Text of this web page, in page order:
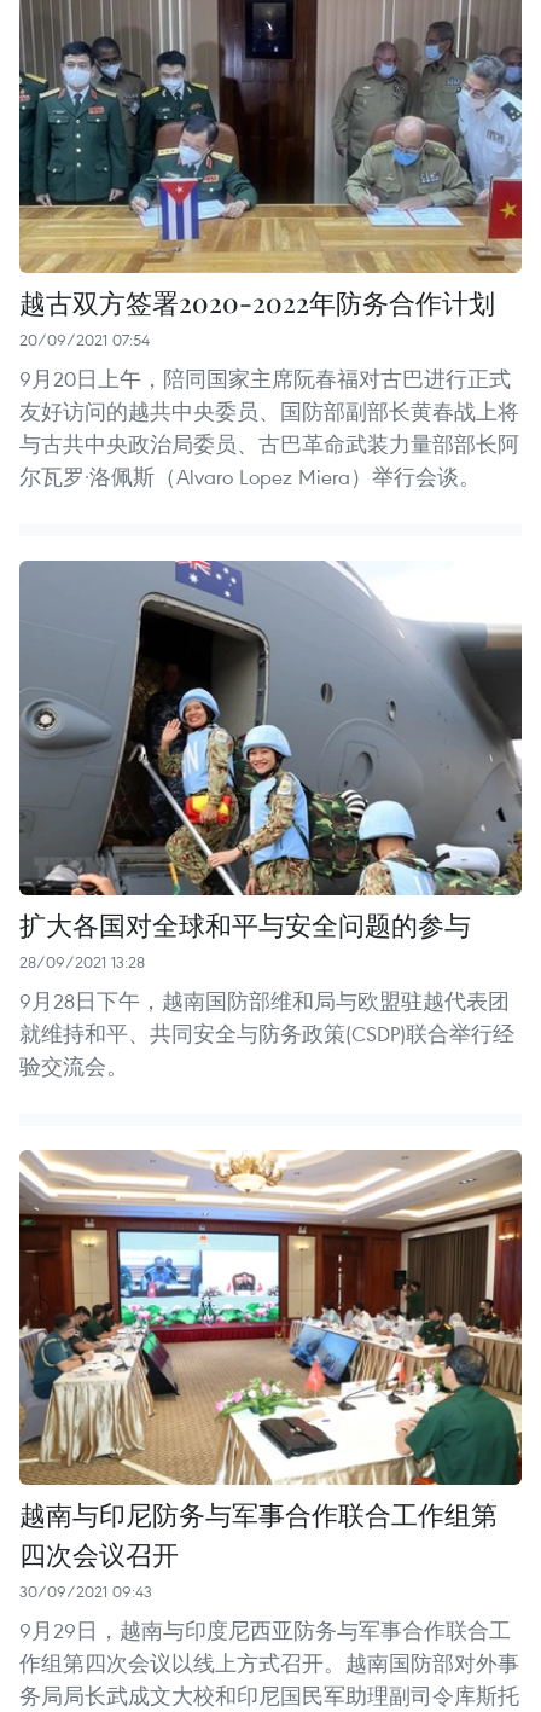
越古双方签署2020-2022年防务合作计划
20/09/2021 07:54
9月20日上午，陪同国家主席阮春福对古巴进行正式
友好访问的越共中央委员、国防部副部长黄春战上将
与古共中央政治局委员、古巴革命武装力量部部长阿
尔瓦罗·洛佩斯（Alvaro Lopez Miera）举行会谈。
扩大各国对全球和平与安全问题的参与
28/09/2021 13:28
9月28日下午，越南国防部维和局与欧盟驻越代表团
就维持和平、共同安全与防务政策(CSDP)联合举行经
验交流会。
越南与印尼防务与军事合作联合工作组第
四次会议召开
30/09/2021 09:43
9月29日，越南与印度尼西亚防务与军事合作联合工
作组第四次会议以线上方式召开。越南国防部对外事
务局局长武成文大校和印尼国民军助理副司令库斯托